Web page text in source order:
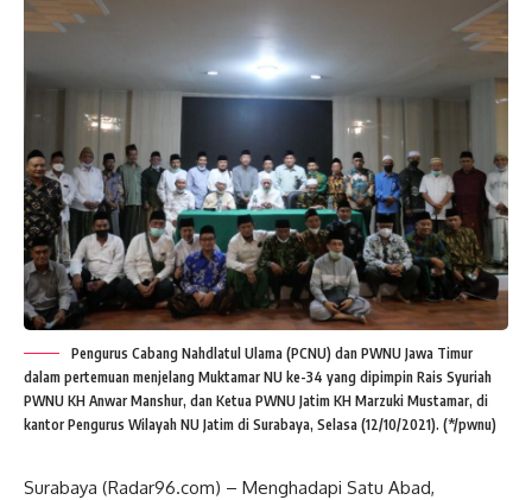
Pengurus Cabang Nahdlatul Ulama (PCNU) dan PWNU Jawa Timur
dalam pertemuan menjelang Muktamar NU ke-34 yang dipimpin Rais Syuriah
PWNU KH Anwar Manshur, dan Ketua PWNU Jatim KH Marzuki Mustamar, di
kantor Pengurus Wilayah NU Jatim di Surabaya, Selasa (12/10/2021). (*/pwnu)
Surabaya (Radar96.com) – Menghadapi Satu Abad,